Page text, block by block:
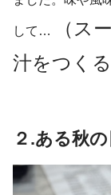
して…
（ス
汁をつく
２.ある秋